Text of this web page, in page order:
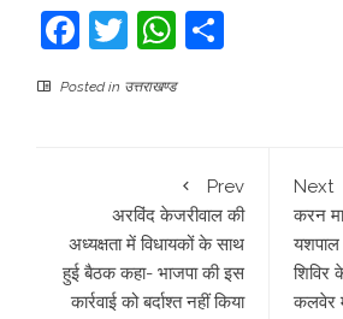
Facebook
TwitterWhatsApp
Posted in उत्तराखण्ड
Prev
अरविंद केजरीवाल की
अध्यक्षता में विधायकों के साथ
हुई बैठक कहा- भाजपा की इस
कार्रवाई को बर्दाश्त नहीं किया
Next
करन
शिविर
कलवेर